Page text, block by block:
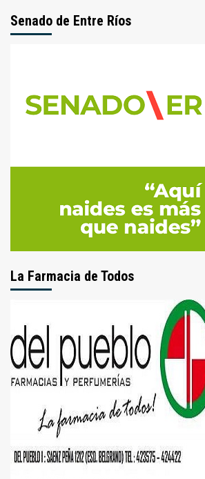
Senado de Entre Ríos
La Farmacia de Todos